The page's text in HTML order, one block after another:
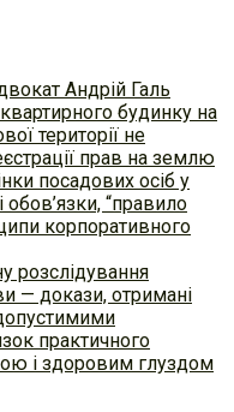
Андрій Галь
будинку на
території не
прав на землю
посадових осіб у
обов’язки, “правило
корпоративного
розслідування
— докази, отримані
практичного
і здоровим глуздом